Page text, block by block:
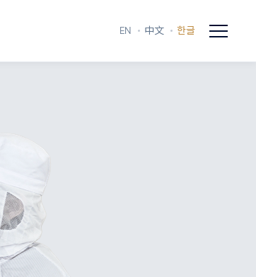
EN 中文 한글